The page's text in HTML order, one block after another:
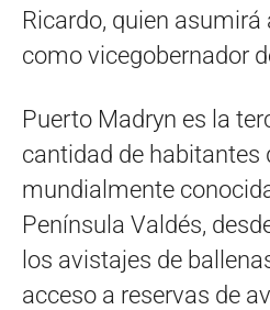
Ricardo, quien
como vicegobernador
Puerto Madryn es la
cantidad de habitantes
mundialmente
Península Valdés,
los avistajes de
acceso a reservas de